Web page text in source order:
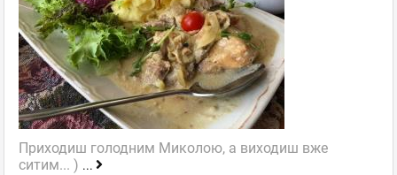
Приходиш голодним Миколою, а виходиш вже
ситим... ) ...